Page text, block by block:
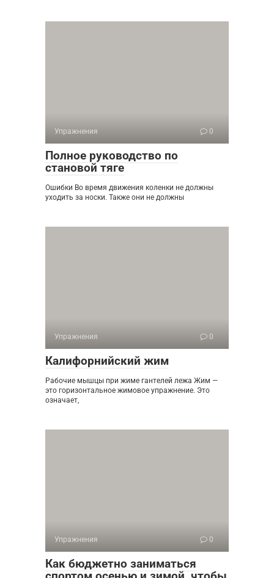
Упражнения 0
Полное руководство по
становой тяге
Ошибки Во время движения коленки не должны
уходить за носки. Также они не должны
Упражнения 0
Калифорнийский жим
Рабочие мышцы при жиме гантелей лежа Жим —
это горизонтальное жимовое упражнение. Это
означает,
Упражнения 0
Как бюджетно заниматься